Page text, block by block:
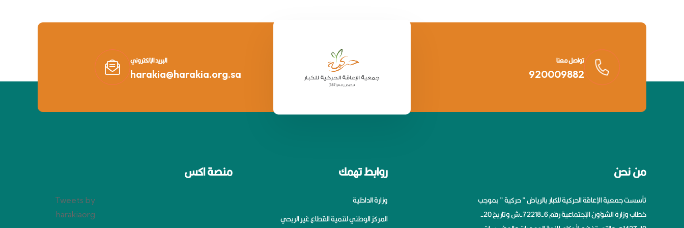
تواصل معنا
920009882
البريد الإلكتروني
harakia@harakia.org.sa
من نحن
تأسست جمعية الإعاقة الحركية للكبار بالرياض ” حركية ” بموجب
خطاب وزارة الشؤون الإجتماعية رقم 6-72218-ش وتاريخ 20-
روابط تهمك
وزارة الداخلية
المركز الوطني لتنمية القطاع غير الربحي
منصة اكس
Tweets by
harakiaorg